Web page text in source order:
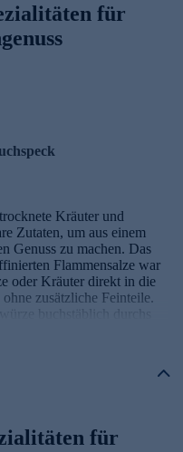
für
Kräuter und
Zutaten, um aus einem
Genuss zu machen. Das
Flammensalze war
oder Kräuter direkt in die
zusätzliche Feinteile.
buchstäblich durchs
einzelnen „Salz-
veredelten
und Spezialität auf
in Spitzenqualität. Unsere
für